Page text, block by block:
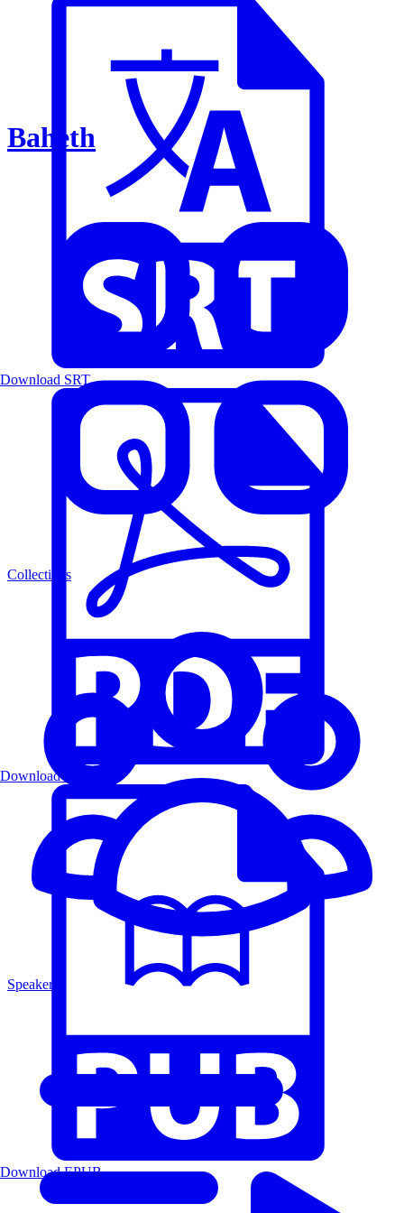
Baheth
Collections
Speakers
Download SRT
Download PDF
Download EPUB